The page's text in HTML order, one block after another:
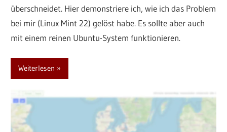
überschneidet. Hier demonstriere ich, wie ich das Problem
bei mir (Linux Mint 22) gelöst habe. Es sollte aber auch
mit einem reinen Ubuntu-System funktionieren.
Weiterlesen